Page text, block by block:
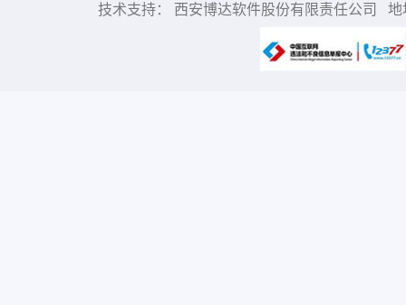
技术支持： 西安博达软件股份有限责任公司 地